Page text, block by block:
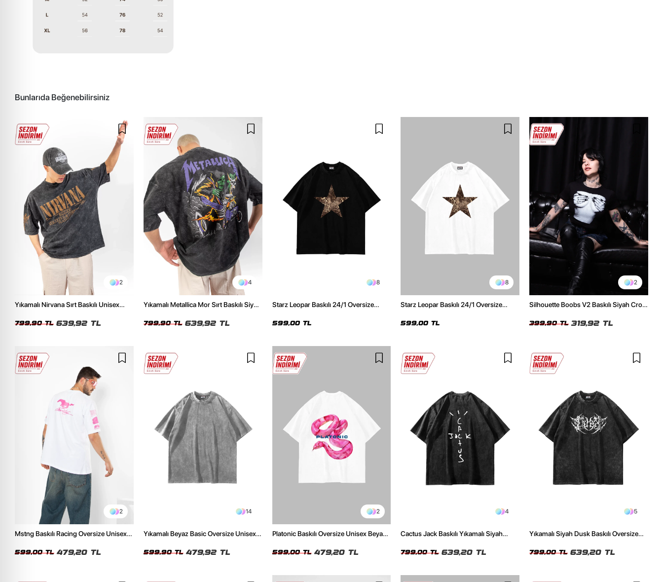
Bunlarıda Beğenebilirsiniz
2
Yıkamalı Nirvana Sırt Baskılı Unisex
799,90 TL 639,92 TL
4
Yıkamalı Metallica Mor Sırt Baskılı Siyah
799,90 TL 639,92 TL
8
Starz Leopar Baskılı 24/1 Oversize
599,00 TL
8
Starz Leopar Baskılı 24/1 Oversize
599,00 TL
2
Silhouette Boobs V2 Baskılı Siyah Crop
399,90 TL 319,92 TL
2
Mstng Baskılı Racing Oversize Unisex
599,00 TL 479,20 TL
14
Yıkamalı Beyaz Basic Oversize Unisex
599,90 TL 479,92 TL
2
Platonic Baskılı Oversize Unisex Beyaz
599,00 TL 479,20 TL
4
Cactus Jack Baskılı Yıkamalı Siyah
799,00 TL 639,20 TL
5
Yıkamalı Siyah Dusk Baskılı Oversize
799,00 TL 639,20 TL